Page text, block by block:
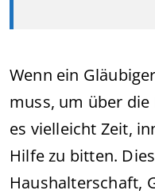
Wenn ein
muss, um über
es vielleicht Zeit,
Hilfe zu bitten.
Haushalterschaft,